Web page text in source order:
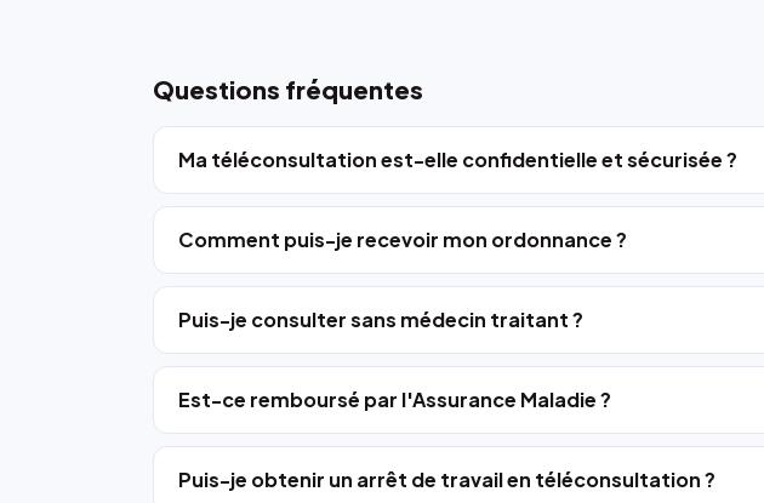
Questions fréquentes
Ma téléconsultation est-elle confidentielle et sécurisée ?
Comment puis-je recevoir mon ordonnance ?
Puis-je consulter sans médecin traitant ?
Est-ce remboursé par l'Assurance Maladie ?
Puis-je obtenir un arrêt de travail en téléconsultation ?